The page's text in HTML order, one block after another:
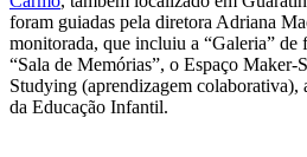
foram guiadas pela diretora Adriana
monitorada, que incluiu a “Galeria” de
“Sala de Memórias”, o Espaço
Studying (aprendizagem colaborativa),
da Educação Infantil.